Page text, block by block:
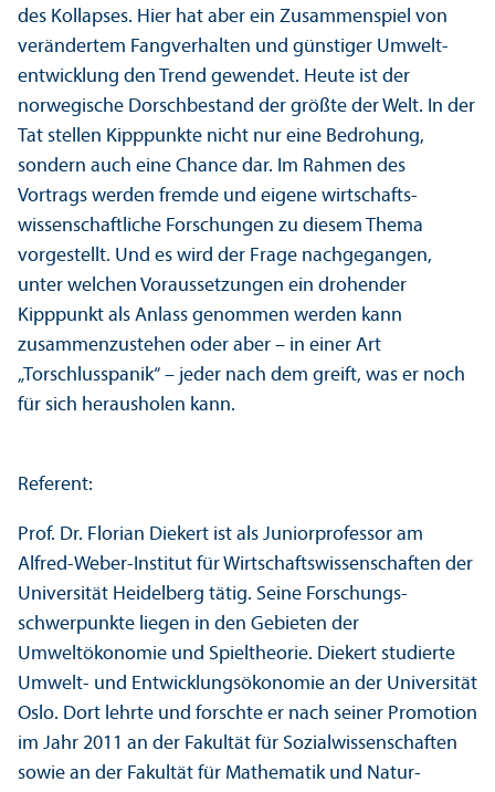
des Kollapses. Hier hat aber ein Zusammenspiel von
verändertem Fang­verhalten und günstiger Umwelt­
entwicklung den Trend gewendet. Heute ist der
norwegische Dorschbestand der größte der Welt. In der
Tat stellen Kipppunkte nicht nur eine Bedrohung,
sondern auch eine Chance dar. Im Rahmen des
Vortrags werden fremde und eigene wirtschafts­
wissenschaft­liche Forschungen zu diesem Thema
vorgestellt. Und es wird der Frage nachgegangen,
unter welchen Voraussetzungen ein drohender
Kipppunkt als Anlass genommen werden kann
zusammenzustehen oder aber – in einer Art
„Torschlusspanik“ – jeder nach dem greift, was er noch
für sich herausholen kann.
Referent:
Prof. Dr. Florian Diekert ist als Junior­professor am
Alfred-Weber-Institut für Wirtschafts­wissenschaften der
Universität Heidelberg tätig. Seine Forschungs­
schwerpunkte liegen in den Gebieten der
Umweltökonomie und Spieltheorie. Diekert studierte
Umwelt- und Entwicklungs­ökonomie an der Universität
Oslo. Dort lehrte und forschte er nach seiner Promotion
im Jahr 2011 an der Fakultät für Sozial­wissenschaften
sowie an der Fakultät für Mathematik und Natur­